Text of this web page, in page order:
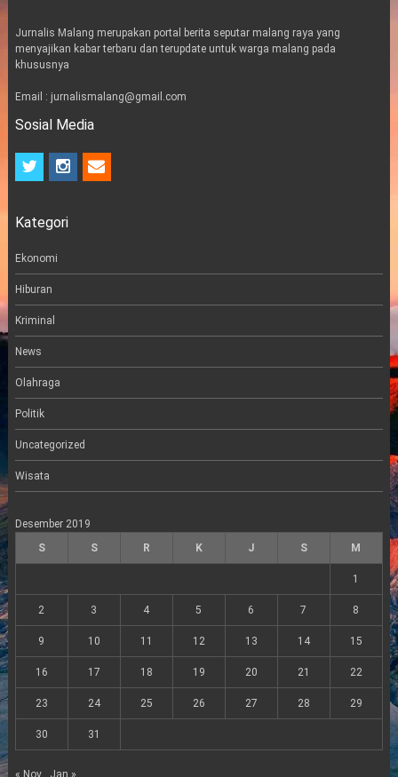
Jurnalis Malang merupakan portal berita seputar malang raya yang
menyajikan kabar terbaru dan terupdate untuk warga malang pada
khususnya
Email : jurnalismalang@gmail.com
Sosial Media
t
t
r
i
n
a
e
m
Kategori
Ekonomi
Hiburan
Kriminal
News
Olahraga
Politik
Uncategorized
Wisata
Desember 2019
S
S R K J S M
1
2 3 4 5 6 7 8
9 10 11 12 13 14 15
16 17 18 19 20 21 22
23 24 25 26 27 28 29
30 31
« Nov Jan »